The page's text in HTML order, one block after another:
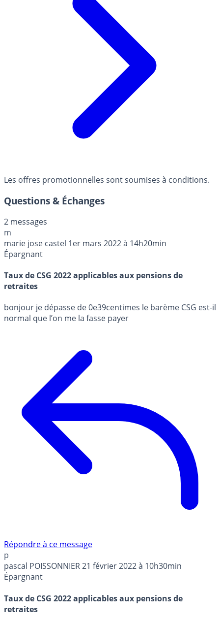
Les offres promotionnelles sont soumises à conditions.
Questions & Échanges
2 messages
m
marie jose castel 1er mars 2022 à 14h20min
Épargnant
Taux de CSG 2022 applicables aux pensions de
retraites
bonjour je dépasse de 0e39centimes le barème CSG est-il
normal que l’on me la fasse payer
Répondre à ce message
p
pascal POISSONNIER21 février 2022 à 10h30min
Épargnant
Taux de CSG 2022 applicables aux pensions de
retraites